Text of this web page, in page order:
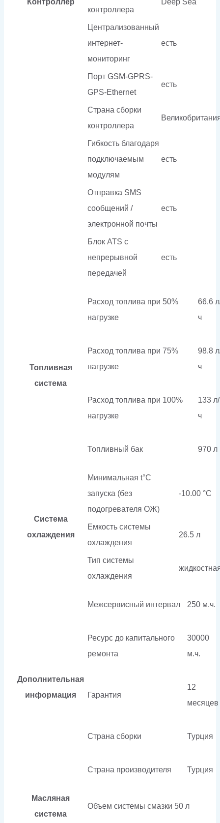
контроллера
Централизованный
интернет-
мониторинг
есть
Порт GSM-GPRS-
GPS-Ethernet
есть
Страна сборки
контроллера
Гибкость благодаря
подключаемым
модулям
есть
Отправка SMS
сообщений /
электронной почты
есть
Блок ATS с
непрерывной
передачей
есть
Топливная
система
Расход топлива при 50%
нагрузке
66.6
ч
Расход топлива при 75%
нагрузке
98.8
ч
Расход топлива при 100%
нагрузке
133 л/
ч
Топливный бак 970 л
Система
охлаждения
Минимальная t°С
запуска (без
подогревателя ОЖ)
-10.00 °С
Емкость системы
охлаждения
26.5 л
Тип системы
охлаждения
Дополнительная
информация
Межсервисный интервал 250 м.ч.
Ресурс до капитального
ремонта
30000
м.ч.
Гарантия
12
месяцев
Страна сборки Турция
Страна производителя Турция
Масляная
система
Объем системы смазки 50 л